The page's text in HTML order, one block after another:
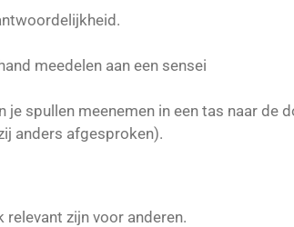
meedelen aan een sensei
spullen meenemen in een tas naar de
anders afgesproken).
zijn voor anderen.